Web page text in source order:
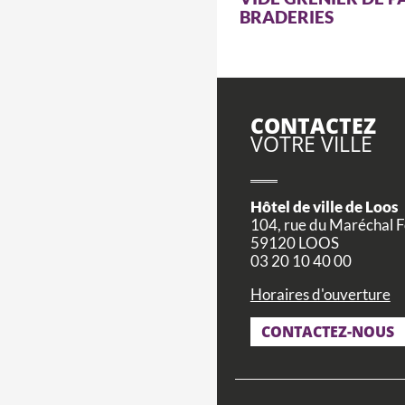
BRADERIES
CONTACTEZ
VOTRE VILLE
Hôtel de ville de Loos
104, rue du Maréchal
59120 LOOS
03 20 10 40 00
Horaires d'ouverture
CONTACTEZ-NOUS